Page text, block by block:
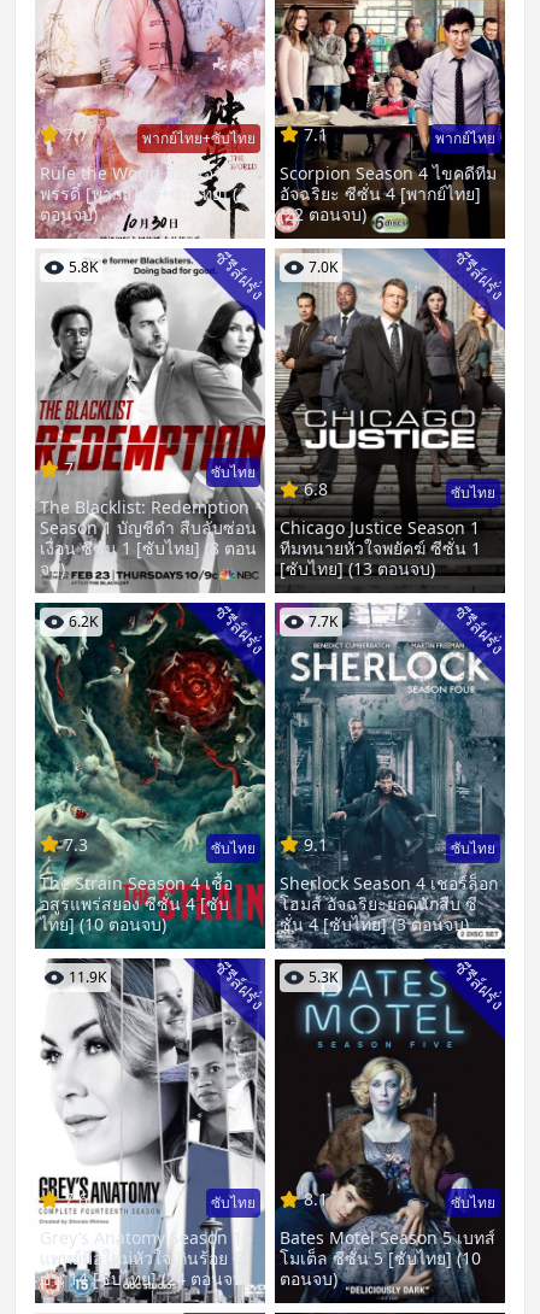
7.7 พากย์ไทย+ซับไทย
Rule the World จอมใจจักร
พรรดิ์ [พากย์ไทย+ซับไทย] (45
ตอนจบ)
7.1 พากย์ไทย
Scorpion Season 4 ไขคดีทีม
อัจฉริยะ ซีซั่น 4 [พากย์ไทย]
(22 ตอนจบ)
5.8K ซีรีส์ฝรั่ง
7 ซับไทย
The Blacklist: Redemption
Season 1 บัญชีดำ สืบลับซ่อน
เงื่อน ซีซั่น 1 [ซับไทย] (8 ตอน
จบ)
7.0K ซีรีส์ฝรั่ง
6.8 ซับไทย
Chicago Justice Season 1
ทีมทนายหัวใจพยัคฆ์ ซีซั่น 1
[ซับไทย] (13 ตอนจบ)
6.2K ซีรีส์ฝรั่ง
7.3 ซับไทย
The Strain Season 4 เชื้อ
อสูรแพร่สยอง ซีซั่น 4 [ซับ
ไทย] (10 ตอนจบ)
7.7K ซีรีส์ฝรั่ง
9.1 ซับไทย
Sherlock Season 4 เชอร์ล็อก
โฮมส์ อัจฉริยะยอดนักสืบ ซี
ซั่น 4 [ซับไทย] (3 ตอนจบ)
11.9K ซีรีส์ฝรั่ง
7.6 ซับไทย
Grey’s Anatomy Season 14
แพทย์มือใหม่หัวใจเกินร้อย ซี
ซั่น 14 [ซับไทย] (24 ตอนจบ)
5.3K ซีรีส์ฝรั่ง
8.1 ซับไทย
Bates Motel Season 5 เบทส์
โมเต็ล ซีซั่น 5 [ซับไทย] (10
ตอนจบ)